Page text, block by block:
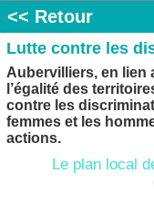
<< Retour
Lutte contre les
Aubervilliers, en lien
l’égalité des
contre les
femmes et les
actions.
Le plan local